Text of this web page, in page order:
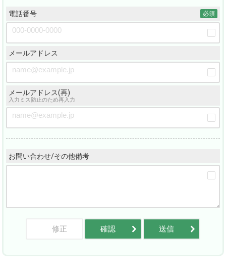
電話番号 必須
メールアドレス
メールアドレス(再)
入力ミス防止のため再入力
お問い合わせ/その他備考
修正 確認 送信